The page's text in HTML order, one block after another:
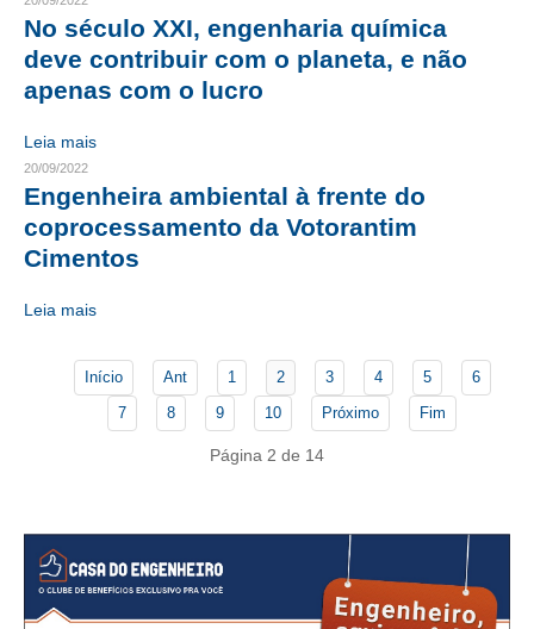
CURSOS
ENGENHEIRO EMPREENDEDOR
SEESP EDUCAÇÃO
PLATAFORMAS GRATUITAS
CONVÊNIOS
PLANO DE SAÚDE
CONSÓRCIOS
CAMPANHAS SALARIAIS
No século XXI, engenharia química
deve contribuir com o planeta, e não
apenas com o lucro
Leia mais
20/09/2022
Engenheira ambiental à frente do
coprocessamento da Votorantim
Cimentos
Leia mais
Início Ant 1 2 3 4 5
6
7
8 9 10 Próximo Fim
Página 2 de 14